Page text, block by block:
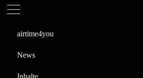
airtime4you
News
Startseite